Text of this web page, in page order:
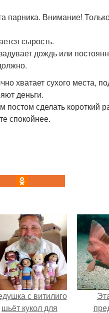
Внимание!
сырость.
дождь или
хватает сухого места,
деньги.
сделать короткий
спокойнее.
с витилиго
шьёт кукол для